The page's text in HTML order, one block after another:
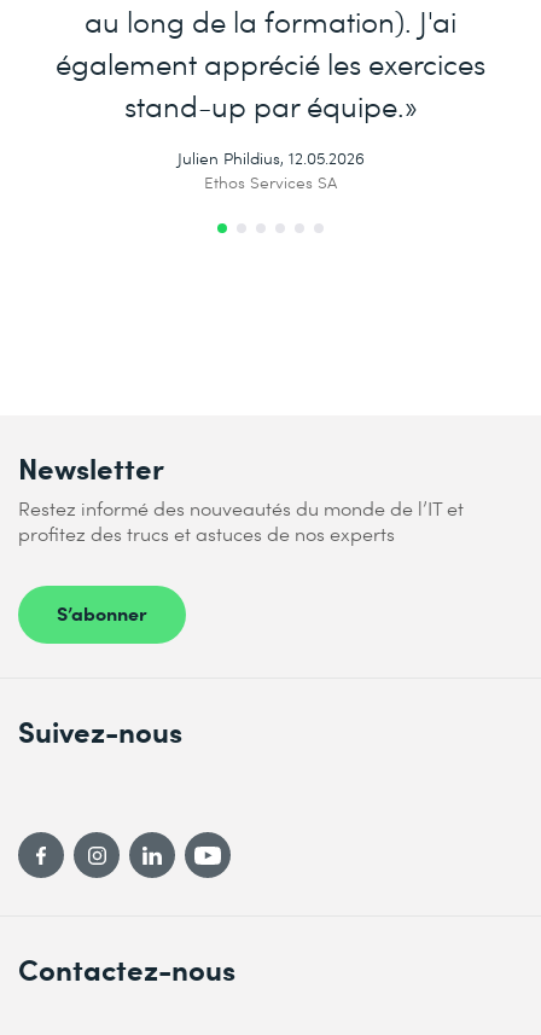
au long de la formation). J'ai
également apprécié les exercices
stand-up par équipe.»
Julien Phildius, 12.05.2026
Ethos Services SA
Newsletter
Restez informé des nouveautés du monde de l’IT et
profitez des trucs et astuces de nos experts
S’abonner
Contactez-nous
Suivez-nous